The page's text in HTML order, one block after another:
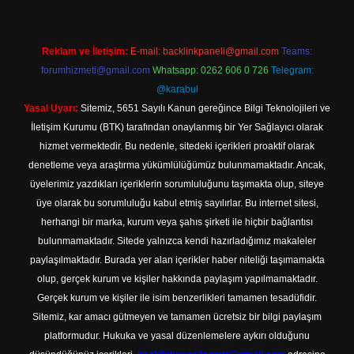
Reklam ve İletişim: E-mail: backlinkpaneli@gmail.com Teams:
forumhizmeti@gmail.com Whatsapp: 0262 606 0 726 Telegram:
@karabul
Yasal Uyarı: Sitemiz, 5651 Sayılı Kanun gereğince Bilgi Teknolojileri ve
İletişim Kurumu (BTK) tarafından onaylanmış bir Yer Sağlayıcı olarak
hizmet vermektedir. Bu nedenle, sitedeki içerikleri proaktif olarak
denetleme veya araştırma yükümlülüğümüz bulunmamaktadır. Ancak,
üyelerimiz yazdıkları içeriklerin sorumluluğunu taşımakta olup, siteye
üye olarak bu sorumluluğu kabul etmiş sayılırlar. Bu internet sitesi,
herhangi bir marka, kurum veya şahıs şirketi ile hiçbir bağlantısı
bulunmamaktadır. Sitede yalnızca kendi hazırladığımız makaleler
paylaşılmaktadır. Burada yer alan içerikler haber niteliği taşımamakta
olup, gerçek kurum ve kişiler hakkında paylaşım yapılmamaktadır.
Gerçek kurum ve kişiler ile isim benzerlikleri tamamen tesadüfidir.
Sitemiz, kar amacı gütmeyen ve tamamen ücretsiz bir bilgi paylaşım
platformudur. Hukuka ve yasal düzenlemelere aykırı olduğunu